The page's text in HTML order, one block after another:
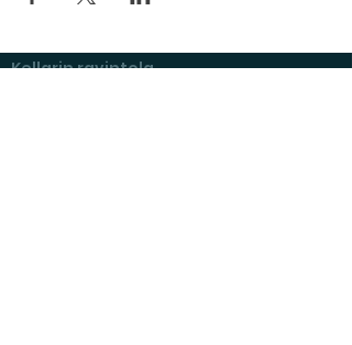
Kellarin ravintola